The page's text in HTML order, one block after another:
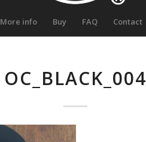
More info Buy FAQ Contact
OC_BLACK_004